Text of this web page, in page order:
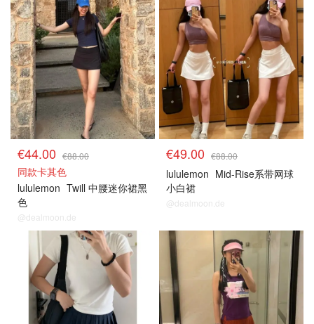
€44.00 €88.00
同款卡其色
lululemon Twill 中腰迷你裙黑
色
@dealmoon.de
€49.00 €88.00
lululemon Mid-Rise系带网球
小白裙
@dealmoon.de